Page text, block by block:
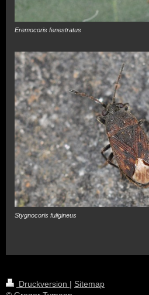
Eremocoris fenestratus
Stygnocoris fuligineus
Druckversion | Sitemap